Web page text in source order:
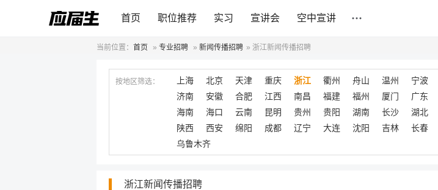
首页 职位推荐 实习 宣讲会 空中宣讲
当前位置： 首页 » 专业招聘 » 新闻传播招聘 » 浙江新闻传播招聘
按地区筛选： 上海 北京 天津 重庆 浙江 衢州 舟山 温州 宁波
济南
安徽 合肥 江西 南昌 福建 福州 厦门 广东
海南
海口 云南 昆明 贵州 贵阳 湖南 长沙 湖北
陕西
西安 绵阳 成都 辽宁 大连 沈阳 吉林 长春
乌鲁木齐
浙江新闻传播招聘